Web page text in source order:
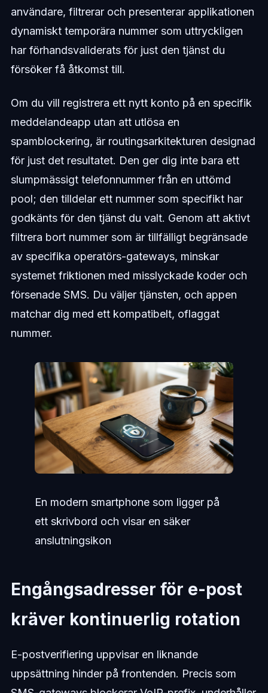
användare, filtrerar och presenterar applikationen
dynamiskt temporära nummer som uttryckligen
har förhandsvaliderats för just den tjänst du
försöker få åtkomst till.
Om du vill registrera ett nytt konto på en specifik
meddelandeapp utan att utlösa en
spamblockering, är routingsarkitekturen designad
för just det resultatet. Den ger dig inte bara ett
slumpmässigt telefonnummer från en uttömd
pool; den tilldelar ett nummer som specifikt har
godkänts för den tjänst du valt. Genom att aktivt
filtrera bort nummer som är tillfälligt begränsade
av specifika operatörs-gateways, minskar
systemet friktionen med misslyckade koder och
försenade SMS. Du väljer tjänsten, och appen
matchar dig med ett kompatibelt, oflaggat
nummer.
En modern smartphone som ligger på
ett skrivbord och visar en säker
anslutningsikon
Engångsadresser för e-post
kräver kontinuerlig rotation
E-postverifiering uppvisar en liknande
uppsättning hinder på frontenden. Precis som